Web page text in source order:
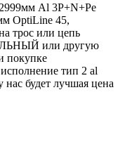
Al 3P+N+Pe
OptiLine 45,
трос или цепь
или другую
покупке
тип 2 al
будет лучшая цена